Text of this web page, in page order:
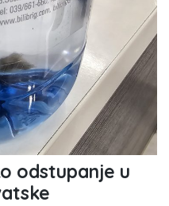
odstupanje u